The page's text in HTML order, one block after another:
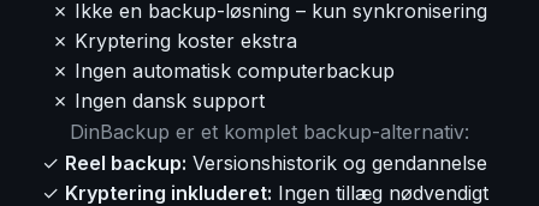
✗ Ikke en backup-løsning – kun synkronisering
✗ Kryptering koster ekstra
✗ Ingen automatisk computerbackup
✗ Ingen dansk support
DinBackup er et komplet backup-alternativ:
✓ Reel backup: Versionshistorik og gendannelse
✓ Kryptering inkluderet: Ingen tillæg nødvendigt